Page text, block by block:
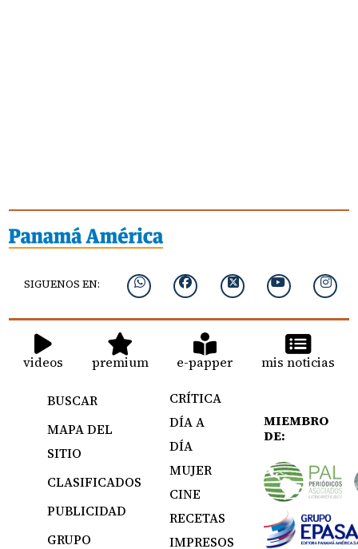
SIGUENOS EN:
videos premium e-papper mis noticias
BUSCAR
MAPA DEL
SITIO
CLASIFICADOS
PUBLICIDAD
GRUPO
CRÍTICA
DÍA A
DÍA
MUJER
CINE
RECETAS
IMPRESOS
MIEMBRO
DE: